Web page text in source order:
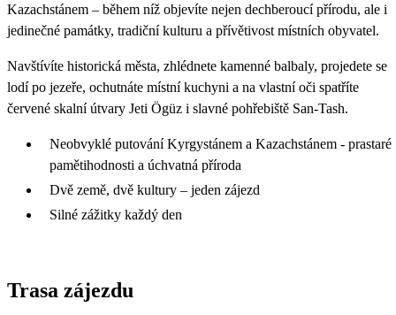
Kazachstánem – během níž objevíte nejen dechberoucí přírodu, ale i
jedinečné památky, tradiční kulturu a přívětivost místních obyvatel.
Navštívíte historická města, zhlédnete kamenné balbaly, projedete se
lodí po jezeře, ochutnáte místní kuchyni a na vlastní oči spatříte
červené skalní útvary Jeti Ögüz i slavné pohřebiště San-Tash.
Neobvyklé putování Kyrgystánem a Kazachstánem - prastaré
pamětihodnosti a úchvatná příroda
Dvě země, dvě kultury – jeden zájezd
Silné zážitky každý den
Trasa zájezdu